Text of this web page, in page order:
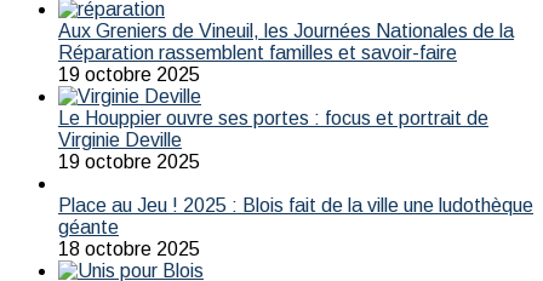
Aux Greniers de Vineuil, les Journées Nationales de la
Réparation rassemblent familles et savoir-faire
19 octobre 2025
Le Houppier ouvre ses portes : focus et portrait de
Virginie Deville
19 octobre 2025
Place au Jeu ! 2025 : Blois fait de la ville une ludothèque
géante
18 octobre 2025